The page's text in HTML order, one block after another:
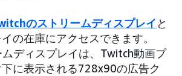
のストリームディスプレイ と
の在庫にアクセスできます。
ディスプレイは、Twitch動画プ
に表示される728x90の広告ク